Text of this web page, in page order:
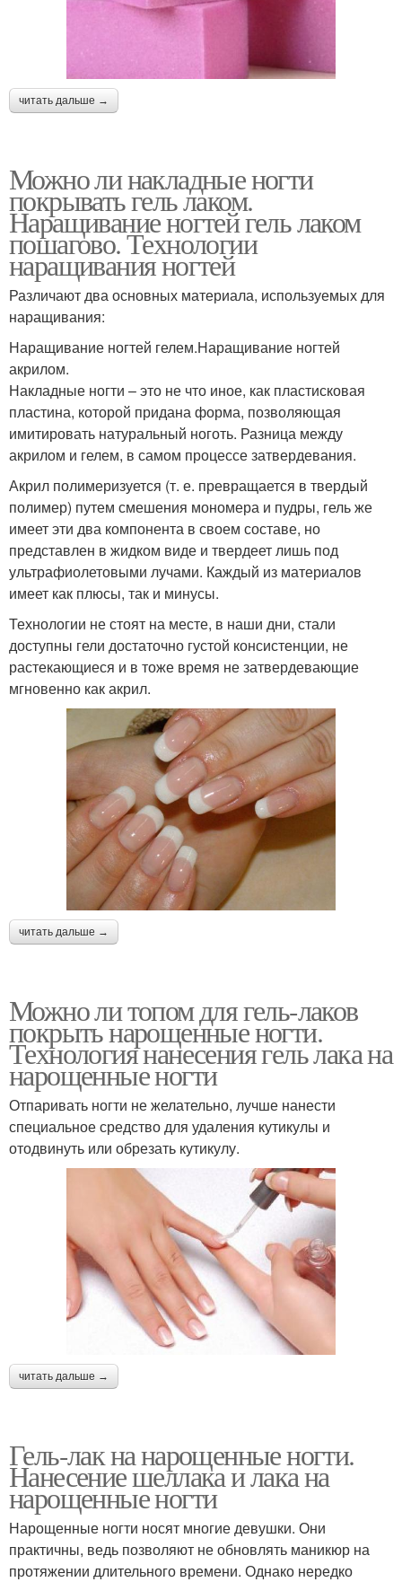
читать дальше →
Можно ли накладные ногти
покрывать гель лаком.
Наращивание ногтей гель лаком
пошагово. Технологии
наращивания ногтей
Различают два основных материала, используемых для
наращивания:
Наращивание ногтей гелем.Наращивание ногтей
акрилом.
Накладные ногти – это не что иное, как пластисковая
пластина, которой придана форма, позволяющая
имитировать натуральный ноготь. Разница между
акрилом и гелем, в самом процессе затвердевания.
Акрил полимеризуется (т. е. превращается в твердый
полимер) путем смешения мономера и пудры, гель же
имеет эти два компонента в своем составе, но
представлен в жидком виде и твердеет лишь под
ультрафиолетовыми лучами. Каждый из материалов
имеет как плюсы, так и минусы.
Технологии не стоят на месте, в наши дни, стали
доступны гели достаточно густой консистенции, не
растекающиеся и в тоже время не затвердевающие
мгновенно как акрил.
читать дальше →
Можно ли топом для гель-лаков
покрыть нарощенные ногти.
Технология нанесения гель лака на
нарощенные ногти
Отпаривать ногти не желательно, лучше нанести
специальное средство для удаления кутикулы и
отодвинуть или обрезать кутикулу.
читать дальше →
Гель-лак на нарощенные ногти.
Нанесение шеллака и лака на
нарощенные ногти
Нарощенные ногти носят многие девушки. Они
практичны, ведь позволяют не обновлять маникюр на
протяжении длительного времени. Однако нередко